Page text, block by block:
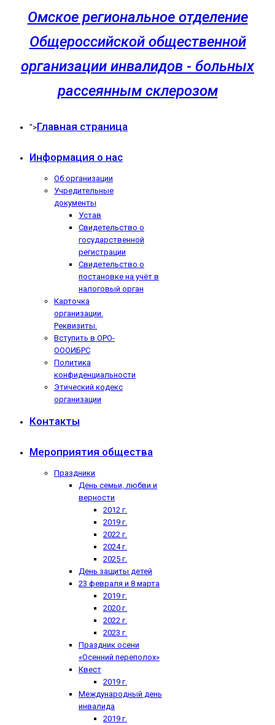
Омское региональное отделение
Общероссийской общественной
организации инвалидов - больных
рассеянным склерозом
">Главная страница
Информация о нас
Об организации
Учредительные
документы
Устав
Свидетельство о
государственной
регистрации
Свидетельство о
постановке на учёт в
налоговый орган
Карточка
организации.
Реквизиты.
Вступить в ОРО-
ОООИБРС
Политика
конфиденциальности
Этический кодекс
организации
Контакты
Мероприятия общества
Праздники
День семьи, любви и
верности
2012 г.
2019 г.
2022 г.
2024 г.
2025 г.
День защиты детей
23 февраля и 8 марта
2019 г.
2020 г.
2022 г.
2023 г.
Праздник осени
«Осенний переполох»
Квест
2019 г.
Международный день
инвалида
2019 г.